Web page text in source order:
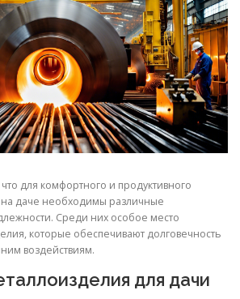
для комфортного и продуктивного
даче необходимы различные
Среди них особое место
которые обеспечивают долговечность
воздействиям.
для дачи